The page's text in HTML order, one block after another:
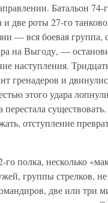
Батальон 74-
и две роты 27-го
— вся боевая группа,
на Выгоду, —
наступления.
гренадеров и
этого удара
отступление
го полка, несколько
группы стрелков, не
две или три